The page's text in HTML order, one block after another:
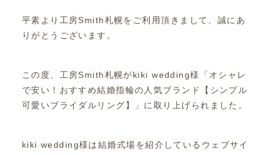
平素より工房Smith札幌をご利用頂きまして、誠にあ
りがとうございます。
この度、工房Smith札幌がkiki wedding様「オシャレ
で安い！おすすめ結婚指輪の人気ブランド【シンプル
可愛いブライダルリング】」に取り上げられました。
kiki wedding様は結婚式場を紹介しているウェブサイ